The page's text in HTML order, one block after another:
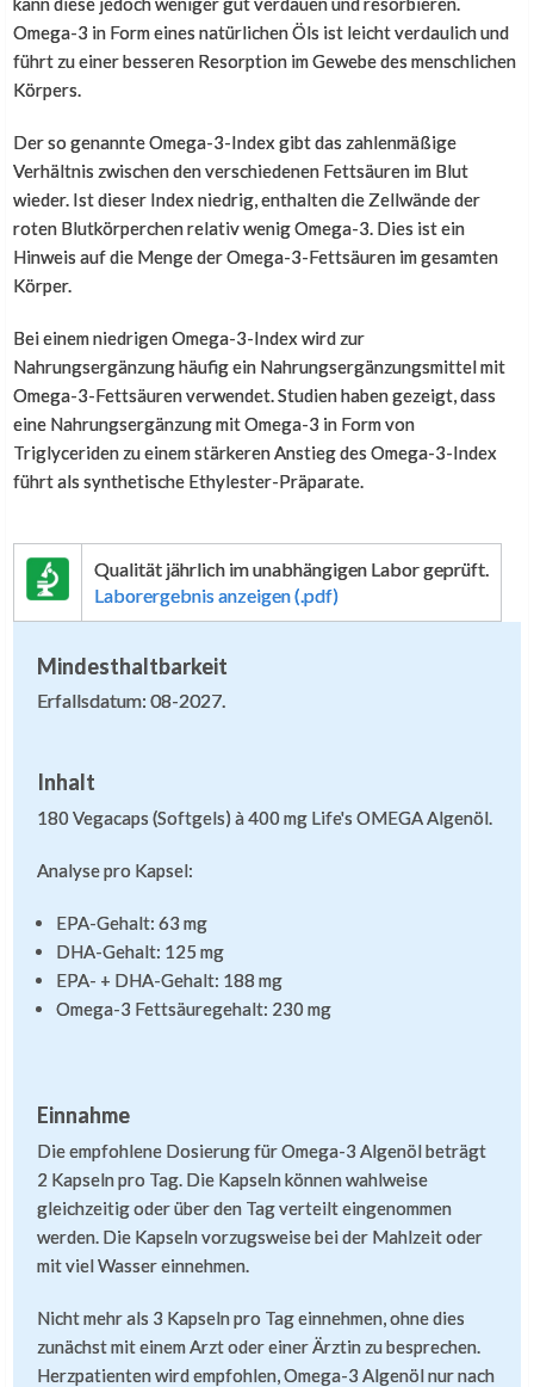
Omega-3 in Form eines natürlichen Öls ist leicht verdaulich und
führt zu einer besseren Resorption im Gewebe des menschlichen
Körpers.
Der so genannte Omega-3-Index gibt das zahlenmäßige
Verhältnis zwischen den verschiedenen Fettsäuren im Blut
wieder. Ist dieser Index niedrig, enthalten die Zellwände der
roten Blutkörperchen relativ wenig Omega-3. Dies ist ein
Hinweis auf die Menge der Omega-3-Fettsäuren im gesamten
Körper.
Bei einem niedrigen Omega-3-Index wird zur
Nahrungsergänzung häufig ein Nahrungsergänzungsmittel mit
Omega-3-Fettsäuren verwendet. Studien haben gezeigt, dass
eine Nahrungsergänzung mit Omega-3 in Form von
Triglyceriden zu einem stärkeren Anstieg des Omega-3-Index
führt als synthetische Ethylester-Präparate.
Qualität jährlich im unabhängigen Labor geprüft.
Laborergebnis anzeigen (.pdf)
Mindesthaltbarkeit
Erfallsdatum: 08-2027.
Inhalt
180 Vegacaps (Softgels) à 400 mg Life's OMEGA Algenöl.
Analyse pro Kapsel:
EPA-Gehalt: 63 mg
DHA-Gehalt: 125 mg
EPA- + DHA-Gehalt: 188 mg
Omega-3 Fettsäuregehalt: 230 mg
Einnahme
Die empfohlene Dosierung für Omega-3 Algenöl beträgt
2 Kapseln pro Tag. Die Kapseln können wahlweise
gleichzeitig oder über den Tag verteilt eingenommen
werden. Die Kapseln vorzugsweise bei der Mahlzeit oder
mit viel Wasser einnehmen.
Nicht mehr als 3 Kapseln pro Tag einnehmen, ohne dies
zunächst mit einem Arzt oder einer Ärztin zu besprechen.
Herzpatienten wird empfohlen, Omega-3 Algenöl nur nach